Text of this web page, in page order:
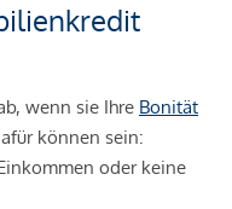
wenn sie Ihre Bonität
können sein:
oder keine